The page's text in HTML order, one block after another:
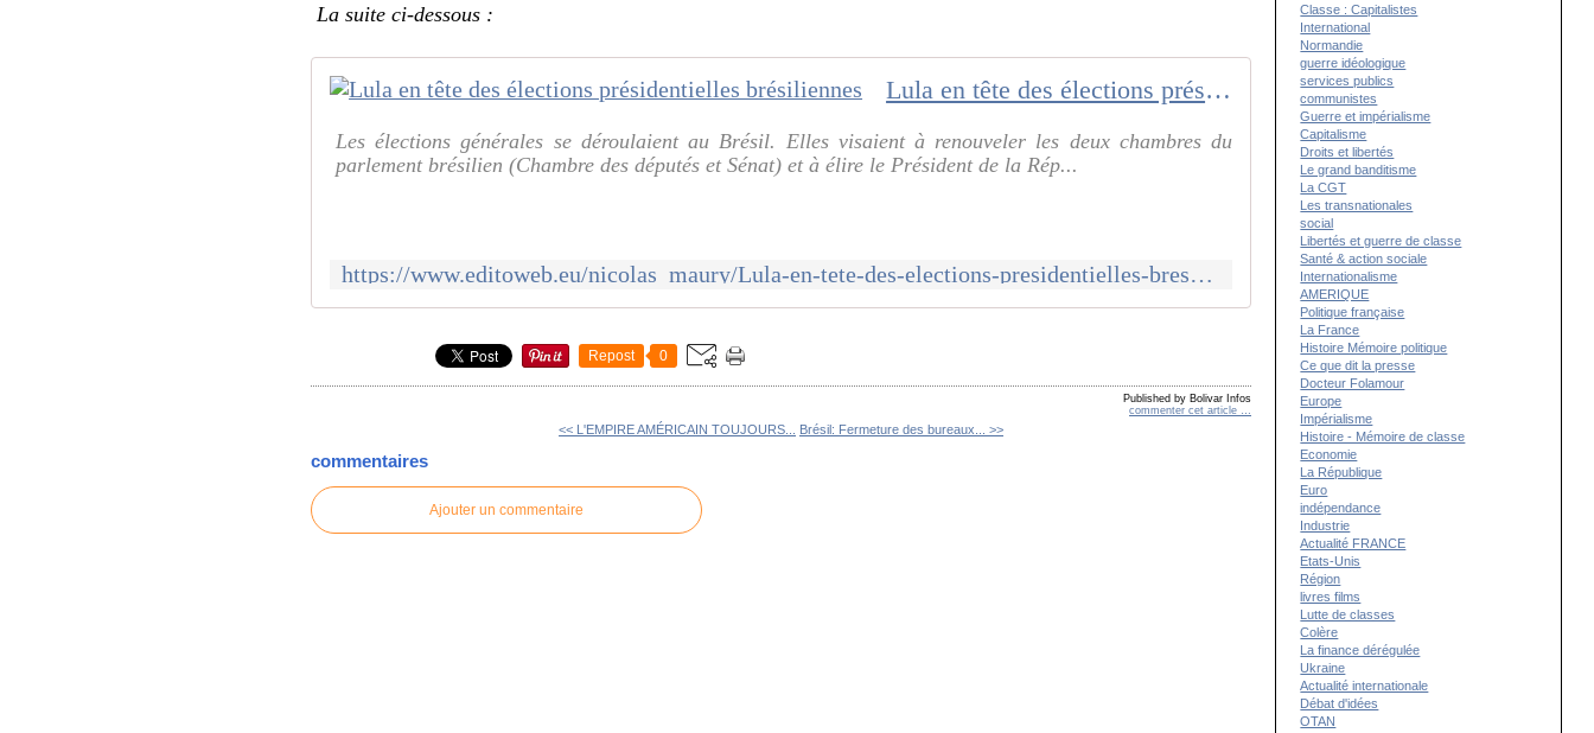
La suite ci-dessous :
Lula en tête des élections présidentielles brésiliennes
Les élections générales se déroulaient au Brésil. Elles visaient à renouveler les deux chambres du
parlement brésilien (Chambre des députés et Sénat) et à élire le Président de la Rép...
https://www.editoweb.eu/nicolas_maury/Lula-en-tete-des-elections-presidentielles-bresiliennes_a16126.html
Repost 0
Published by Bolivar Infos
commenter cet article
<< L'EMPIRE AMÉRICAIN TOUJOURS... Brésil: Fermeture des bureaux... >>
commentaires
Ajouter un commentaire
Classe : Capitalistes
International
Normandie
guerre idéologique
services publics
communistes
Guerre et impérialisme
Capitalisme
Droits et libertés
Le grand banditisme
La CGT
Les transnationales
social
Libertés et guerre de classe
Santé & action sociale
Internationalisme
AMERIQUE
Politique française
La France
Histoire Mémoire politique
Ce que dit la presse
Docteur Folamour
Europe
Impérialisme
Histoire - Mémoire de classe
Economie
La République
Euro
indépendance
Industrie
Actualité FRANCE
Etats-Unis
Région
livres films
Lutte de classes
Colère
La finance dérégulée
Ukraine
Actualité internationale
Débat d'idées
OTAN